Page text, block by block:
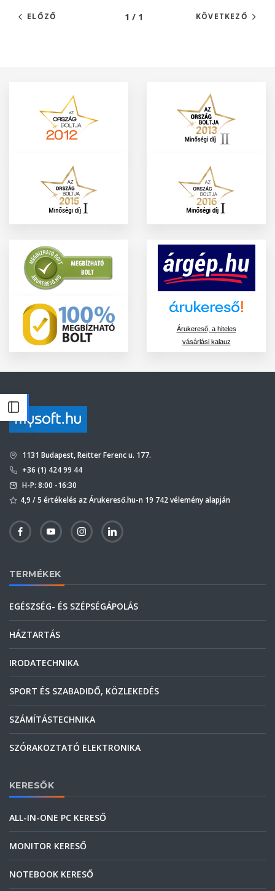
ELŐZŐ 1 / 1 KÖVETKEZŐ
Árukereső, a hiteles
vásárlási kalauz
1131 Budapest, Reitter Ferenc u. 177.
+36 (1) 424 99 44
H-P: 8:00 -16:30
4,9 / 5 értékelés az Árukereső.hu-n 19 742 vélemény alapján
TERMÉKEK
EGÉSZSÉG- ÉS SZÉPSÉGÁPOLÁS
HÁZTARTÁS
IRODATECHNIKA
SPORT ÉS SZABADIDŐ, KÖZLEKEDÉS
SZÁMÍTÁSTECHNIKA
SZÓRAKOZTATÓ ELEKTRONIKA
KERESŐK
ALL-IN-ONE PC KERESŐ
MONITOR KERESŐ
NOTEBOOK KERESŐ